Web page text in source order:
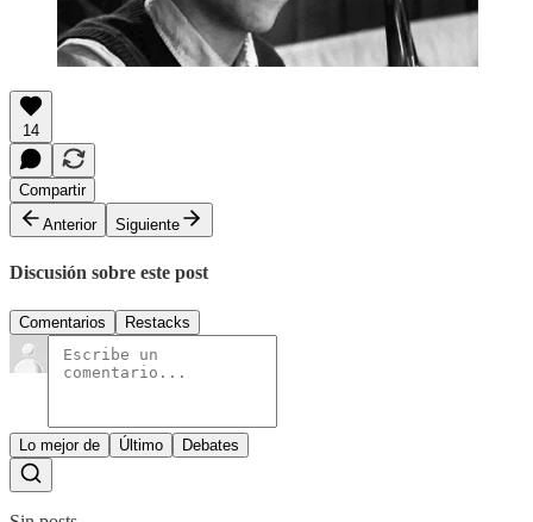
14
Compartir
Anterior
Siguiente
Discusión sobre este post
Comentarios Restacks
Lo mejor de Último Debates